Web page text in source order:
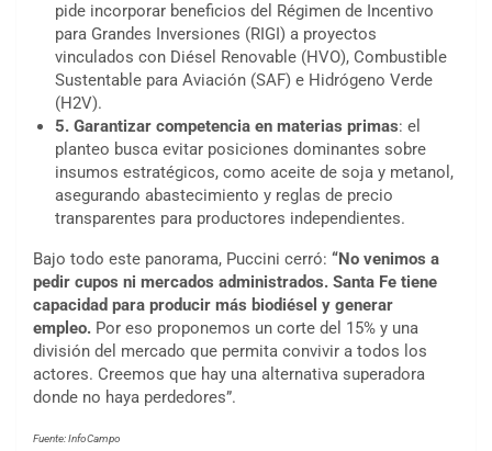
pide incorporar beneficios del Régimen de Incentivo
para Grandes Inversiones (RIGI) a proyectos
vinculados con Diésel Renovable (HVO), Combustible
Sustentable para Aviación (SAF) e Hidrógeno Verde
(H2V).
5. Garantizar competencia en materias primas: el
planteo busca evitar posiciones dominantes sobre
insumos estratégicos, como aceite de soja y metanol,
asegurando abastecimiento y reglas de precio
transparentes para productores independientes.
Bajo todo este panorama, Puccini cerró: “No venimos a
pedir cupos ni mercados administrados. Santa Fe tiene
capacidad para producir más biodiésel y generar
empleo. Por eso proponemos un corte del 15% y una
división del mercado que permita convivir a todos los
actores. Creemos que hay una alternativa superadora
donde no haya perdedores”.
Fuente: InfoCampo